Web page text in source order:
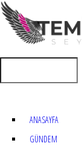
ANASAYFA
GÜNDEM